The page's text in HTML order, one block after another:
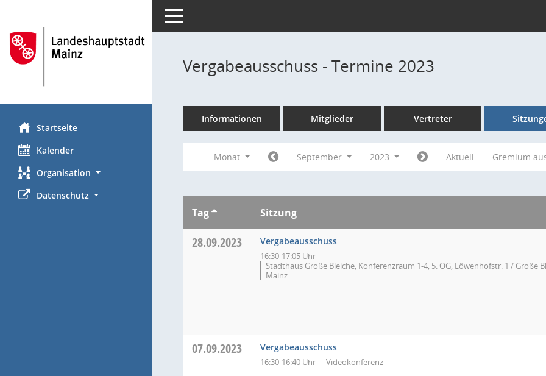
Startseite
Kalender
Organisation
Datenschutz
Toggle navigation
Vergabeausschuss - Termine 2023
Informationen Mitglieder Vertreter
Monat September 2023 Aktuell Gremium
Tag Sitzung
28.09.2023 Vergabeausschuss
16:30-17:05 Uhr
Stadthaus Große Bleiche, Konferenzraum 1-4, 5. OG, Löwenhofstr. 1 / Große
Mainz
07.09.2023 Vergabeausschuss
16:30-16:40 Uhr Videokonferenz